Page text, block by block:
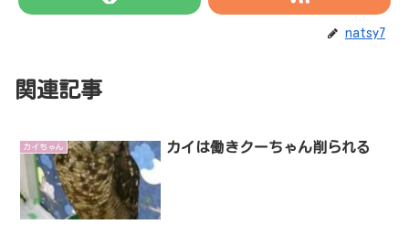
natsy7
関連記事
カイちゃん カイは働きクーちゃん削られる